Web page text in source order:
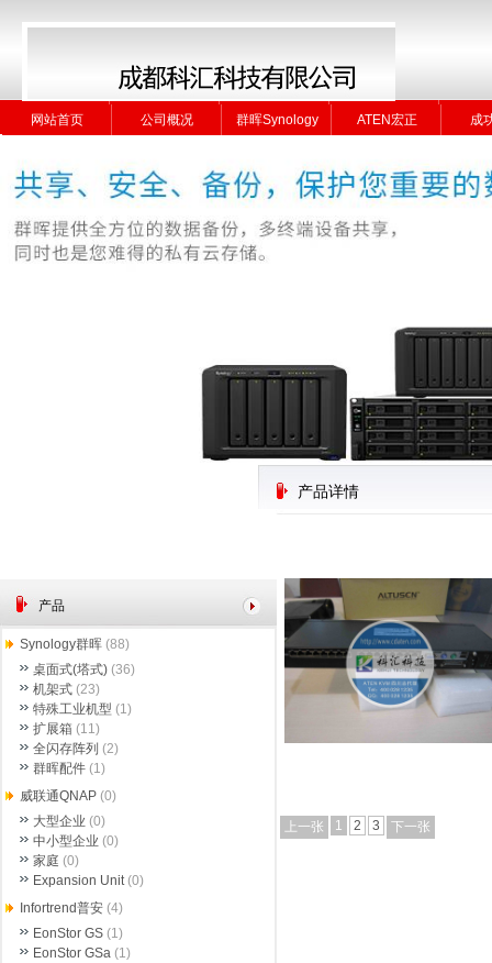
网站首页 公司概况 群晖Synology ATEN宏正 成
网站首页 公司概况 群晖Synology ATEN宏正 成
产品详情
上一张 1 2 3 下一张
产品
Synology群晖 (88)
桌面式(塔式) (36)
机架式 (23)
特殊工业机型 (1)
扩展箱 (11)
全闪存阵列 (2)
群晖配件 (1)
威联通QNAP (0)
大型企业 (0)
中小型企业 (0)
家庭 (0)
Expansion Unit(0)
Infortrend普安 (4)
EonStor GS (1)
EonStor GSa (1)